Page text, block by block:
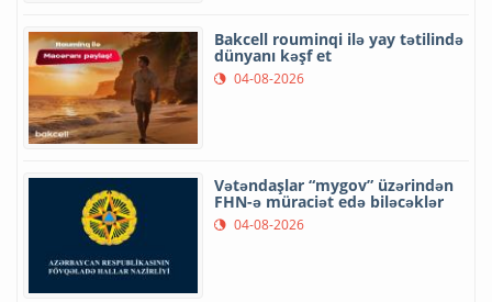
Bakcell rouminqi ilə yay tətilində
dünyanı kəşf et
04-08-2026
Vətəndaşlar “mygov” üzərindən
FHN-ə müraciət edə biləcəklər
04-08-2026